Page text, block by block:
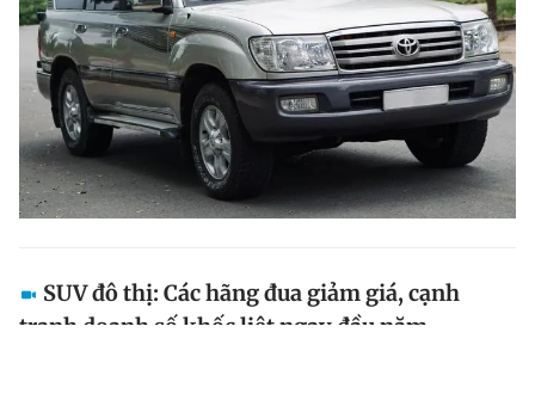
SUV đô thị: Các hãng đua giảm giá, cạnh
tranh doanh số khốc liệt ngay đầu năm